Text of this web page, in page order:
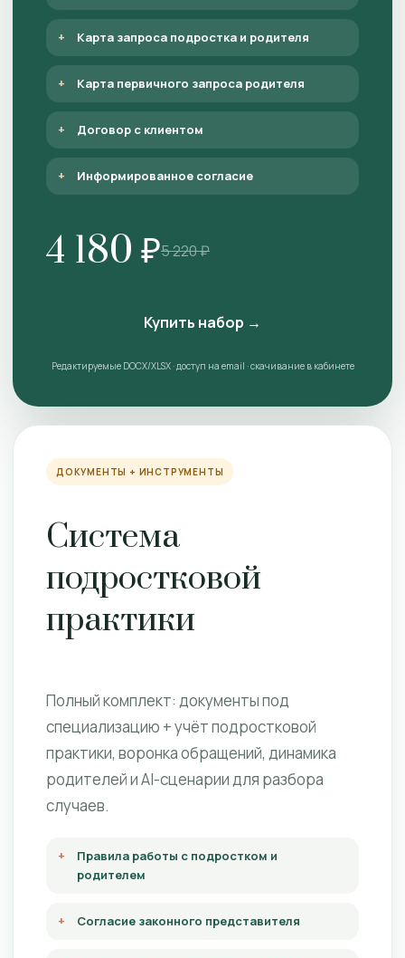
Карта запроса подростка и родителя
Карта первичного запроса родителя
Договор с клиентом
Информированное согласие
4 180 ₽5 220 ₽
Купить набор →
Редактируемые DOCX/XLSX · доступ на email · скачивание в кабинете
ДОКУМЕНТЫ + ИНСТРУМЕНТЫ
Система
подростковой
практики
Полный комплект: документы под
специализацию + учёт подростковой
практики, воронка обращений, динамика
родителей и AI-сценарии для разбора
случаев.
Правила работы с подростком и
родителем
Согласие законного представителя